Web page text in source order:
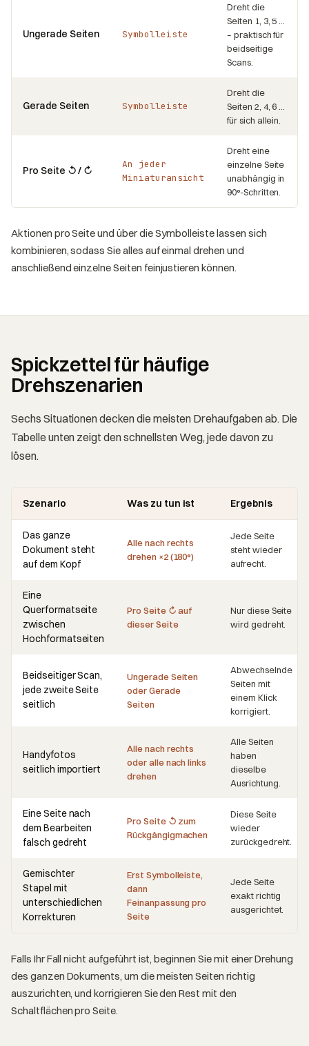
Ungerade Seiten Symbolleiste
Dreht die
Seiten 1, 3, 5 …
– praktisch für
beidseitige
Scans.
Gerade Seiten Symbolleiste
Dreht die
Seiten 2, 4, 6 …
für sich allein.
Pro Seite ↺ / ↻
An jeder
Miniaturansicht
Dreht eine
einzelne Seite
unabhängig in
90°-Schritten.
Aktionen pro Seite und über die Symbolleiste lassen sich
kombinieren, sodass Sie alles auf einmal drehen und
anschließend einzelne Seiten feinjustieren können.
Spickzettel für häufige
Drehszenarien
Sechs Situationen decken die meisten Drehaufgaben ab. Die
Tabelle unten zeigt den schnellsten Weg, jede davon zu
lösen.
Szenario Was zu tun ist Ergebnis
Das ganze
Dokument steht
auf dem Kopf
Alle nach rechts
drehen ×2 (180°)
Jede Seite
steht wieder
aufrecht.
Eine
Querformatseite
zwischen
Hochformatseiten
Pro Seite ↻ auf
dieser Seite
Nur diese Seite
wird gedreht.
Beidseitiger Scan,
jede zweite Seite
seitlich
Ungerade Seiten
oder Gerade
Seiten
Abwechselnde
Seiten mit
einem Klick
korrigiert.
Handyfotos
seitlich importiert
Alle nach rechts
oder alle nach links
drehen
Alle Seiten
haben
dieselbe
Ausrichtung.
Eine Seite nach
dem Bearbeiten
falsch gedreht
Pro Seite ↺ zum
Rückgängigmachen
Diese Seite
wieder
zurückgedreht.
Gemischter
Stapel mit
unterschiedlichen
Korrekturen
Erst Symbolleiste,
dann
Feinanpassung pro
Seite
Jede Seite
exakt richtig
ausgerichtet.
Falls Ihr Fall nicht aufgeführt ist, beginnen Sie mit einer Drehung
des ganzen Dokuments, um die meisten Seiten richtig
auszurichten, und korrigieren Sie den Rest mit den
Schaltflächen pro Seite.